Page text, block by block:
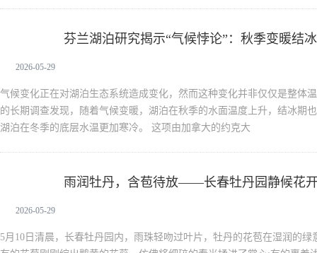
芬兰湖泊研究揭示“气候悖论”：秋季变暖结
更低2026-05-29
气候变化正在对湖泊生态系统造成变化，然而这种变化并非仅仅是整体
的长期调查发现，随着气候变暖，湖泊在秋季的水面温度上升，结冰期
湖泊在冬季的底层水温更加寒冷。 这项由加拿大的约克大
雨润牡丹，含苞待放——长春牡丹园静候花
2026-05-29
5月10日清晨，长春牡丹园内，雨珠轻吻过叶片，牡丹的花苞在湿润的